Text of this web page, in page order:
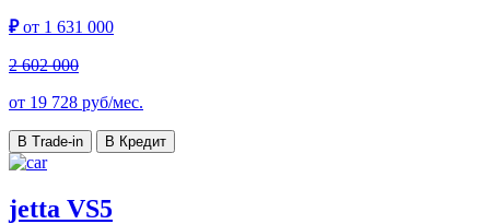
₽от 1 631 000
2 602 000
от 19 728 руб/мес.
В Trade-in В Кредит
jetta VS5